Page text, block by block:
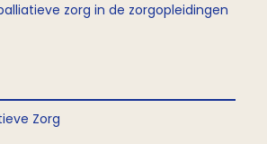
zorg in de zorgopleidingen
Zorg